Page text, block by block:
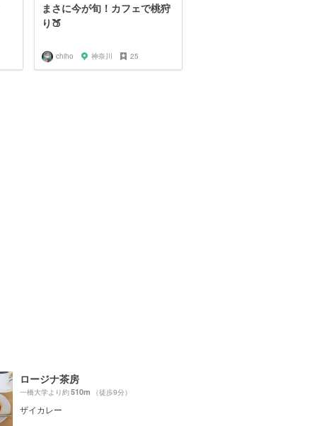
まさに今が旬！カフェで桃狩
り🍑
chiho 神奈川 25
ロージナ茶房
一橋大学より約510m （徒歩9分）
ザイカレー